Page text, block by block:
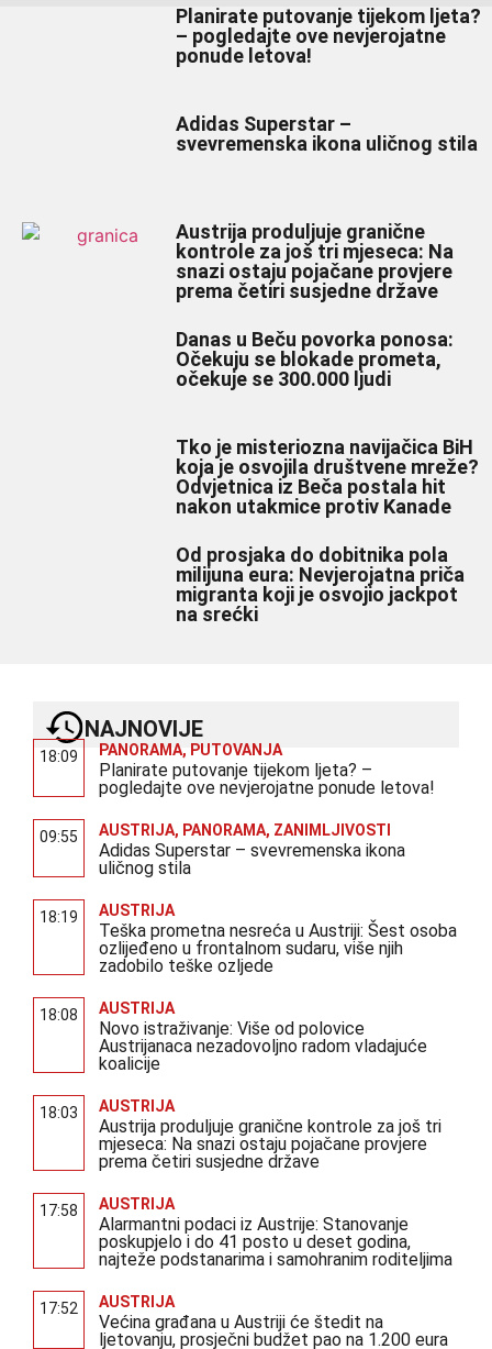
Planirate putovanje tijekom ljeta?
– pogledajte ove nevjerojatne
ponude letova!
Adidas Superstar –
svevremenska ikona uličnog stila
Austrija produljuje granične
kontrole za još tri mjeseca: Na
snazi ostaju pojačane provjere
prema četiri susjedne države
Danas u Beču povorka ponosa:
Očekuju se blokade prometa,
očekuje se 300.000 ljudi
Tko je misteriozna navijačica BiH
koja je osvojila društvene mreže?
Odvjetnica iz Beča postala hit
nakon utakmice protiv Kanade
Od prosjaka do dobitnika pola
milijuna eura: Nevjerojatna priča
migranta koji je osvojio jackpot
na srećki
NAJNOVIJE
18:09 PANORAMA, PUTOVANJA
Planirate putovanje tijekom ljeta? –
pogledajte ove nevjerojatne ponude letova!
09:55 AUSTRIJA, PANORAMA, ZANIMLJIVOSTI
Adidas Superstar – svevremenska ikona
uličnog stila
18:19 AUSTRIJA
Teška prometna nesreća u Austriji: Šest osoba
ozlijeđeno u frontalnom sudaru, više njih
zadobilo teške ozljede
18:08 AUSTRIJA
Novo istraživanje: Više od polovice
Austrijanaca nezadovoljno radom vladajuće
koalicije
18:03 AUSTRIJA
Austrija produljuje granične kontrole za još tri
mjeseca: Na snazi ostaju pojačane provjere
prema četiri susjedne države
17:58 AUSTRIJA
Alarmantni podaci iz Austrije: Stanovanje
poskupjelo i do 41 posto u deset godina,
najteže podstanarima i samohranim roditeljima
17:52 AUSTRIJA
Većina građana u Austriji će štedit na
ljetovanju, prosječni budžet pao na 1.200 eura